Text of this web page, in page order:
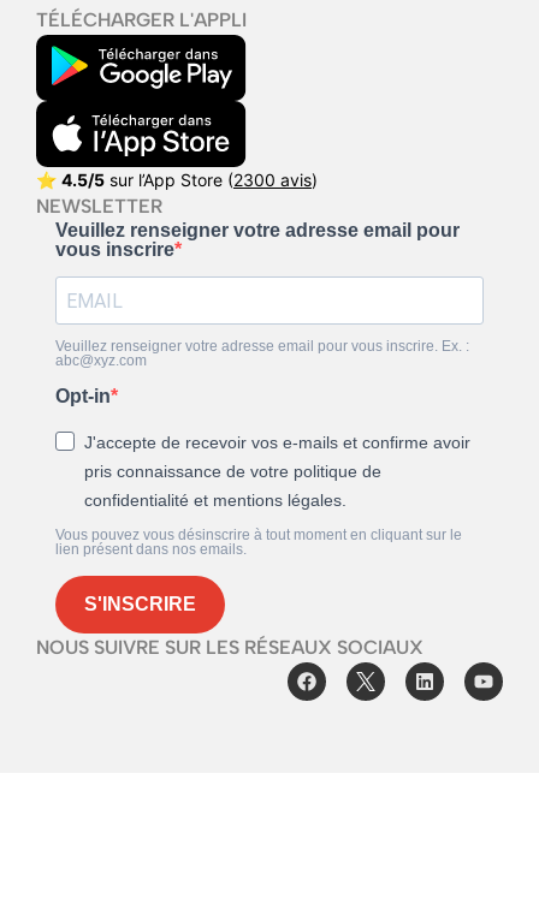
TÉLÉCHARGER L'APPLI
⭐ 4.5/5 sur l’App Store (2300 avis)
NEWSLETTER
Veuillez renseigner votre adresse email pour
vous inscrire
Veuillez renseigner votre adresse email pour vous inscrire. Ex. :
abc@xyz.com
Opt-in
J'accepte de recevoir vos e-mails et confirme avoir
pris connaissance de votre politique de
confidentialité et mentions légales.
Vous pouvez vous désinscrire à tout moment en cliquant sur le
lien présent dans nos emails.
S'INSCRIRE
NOUS SUIVRE SUR LES RÉSEAUX SOCIAUX